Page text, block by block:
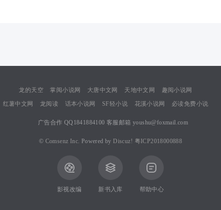
!
龙的天空 掌阅小说网 大唐中文网 天地中文网
趣阅小说网
红薯中文网
龙阅读 话本小说网 SF轻小说 花溪小说网 必读免费小说
广告合作 QQ1841884100 客服邮箱 youshu@foxmail.com
© Comsenz Inc. Powered by Discuz! 粤ICP2018000888
影视改编 新书入库 帮助中心